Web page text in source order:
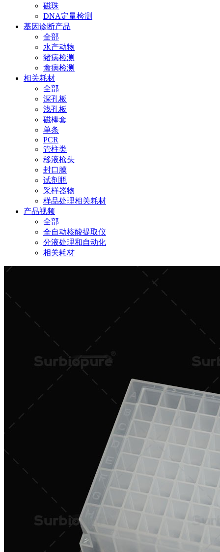
磁珠
DNA定量检测
基因诊断产品
全部
水产动物
猪病检测
禽病检测
相关耗材
全部
深孔板
浅孔板
磁棒套
单条
PCR
管柱类
移液枪头
封口膜
试剂瓶
采样器物
样品处理相关耗材
产品视频
全部
全自动核酸提取仪
分液处理和自动化
相关耗材